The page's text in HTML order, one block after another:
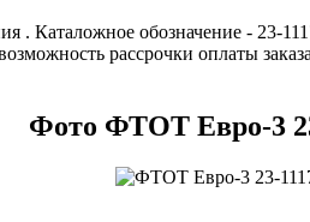
Каталожное обозначение - 23-
рассрочки оплаты
Фото ФТОТ Евро-3